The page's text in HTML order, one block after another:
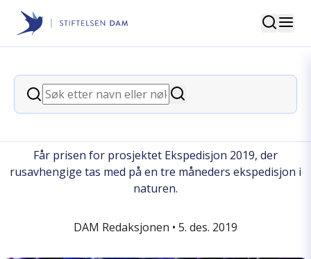
Stiftelsen Dam
Søk
Søk
Søk
back
Veien ut vant Helseprisen 2019
Får prisen for prosjektet Ekspedisjon 2019, der
rusavhengige tas med på en tre måneders ekspedisjon i
naturen.
DAM Redaksjonen • 5. des. 2019